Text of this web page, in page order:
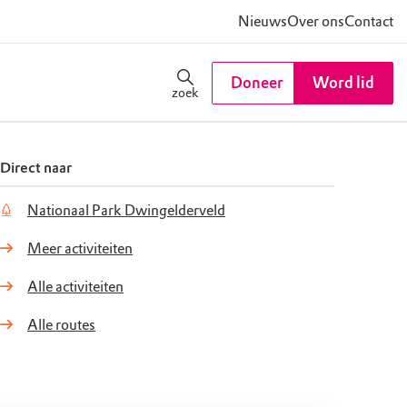
NieuwsOver onsContact
zoek
Doneer Word lid
Direct naar
Nationaal Park Dwingelderveld
Meer activiteiten
Alle activiteiten
Alle routes